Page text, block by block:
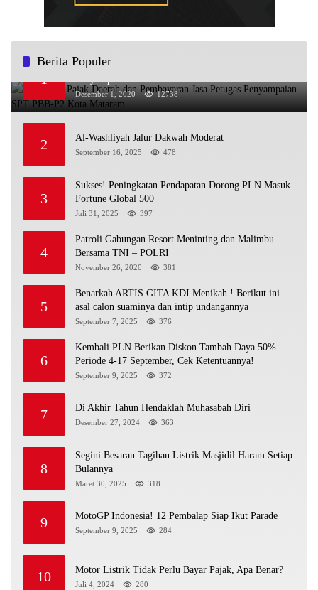
Berita Populer
1
Sosialisasi Pajak Daerah dan Pembayaran Jasa Petugas
Desember 1, 2020 12738
2 Al-Washliyah Jalur Dakwah Moderat
September 16, 2025 478
3
Sukses! Peningkatan Pendapatan Dorong PLN Masuk
Fortune Global 500
Juli 31, 2025 397
4
Patroli Gabungan Resort Meninting dan Malimbu
Bersama TNI – POLRI
November 26, 2020 381
5
Benarkah ARTIS GITA KDI Menikah ! Berikut ini
asal calon suaminya dan intip undangannya
September 7, 2025 376
6
Kembali PLN Berikan Diskon Tambah Daya 50%
Periode 4-17 September, Cek Ketentuannya!
September 9, 2025 372
7 Di Akhir Tahun Hendaklah Muhasabah Diri
Desember 27, 2024 363
8
Segini Besaran Tagihan Listrik Masjidil Haram Setiap
Bulannya
Maret 30, 2025 318
9 MotoGP Indonesia! 12 Pembalap Siap Ikut Parade
September 9, 2025 284
10 Motor Listrik Tidak Perlu Bayar Pajak, Apa Benar?
Juli 4, 2024 280